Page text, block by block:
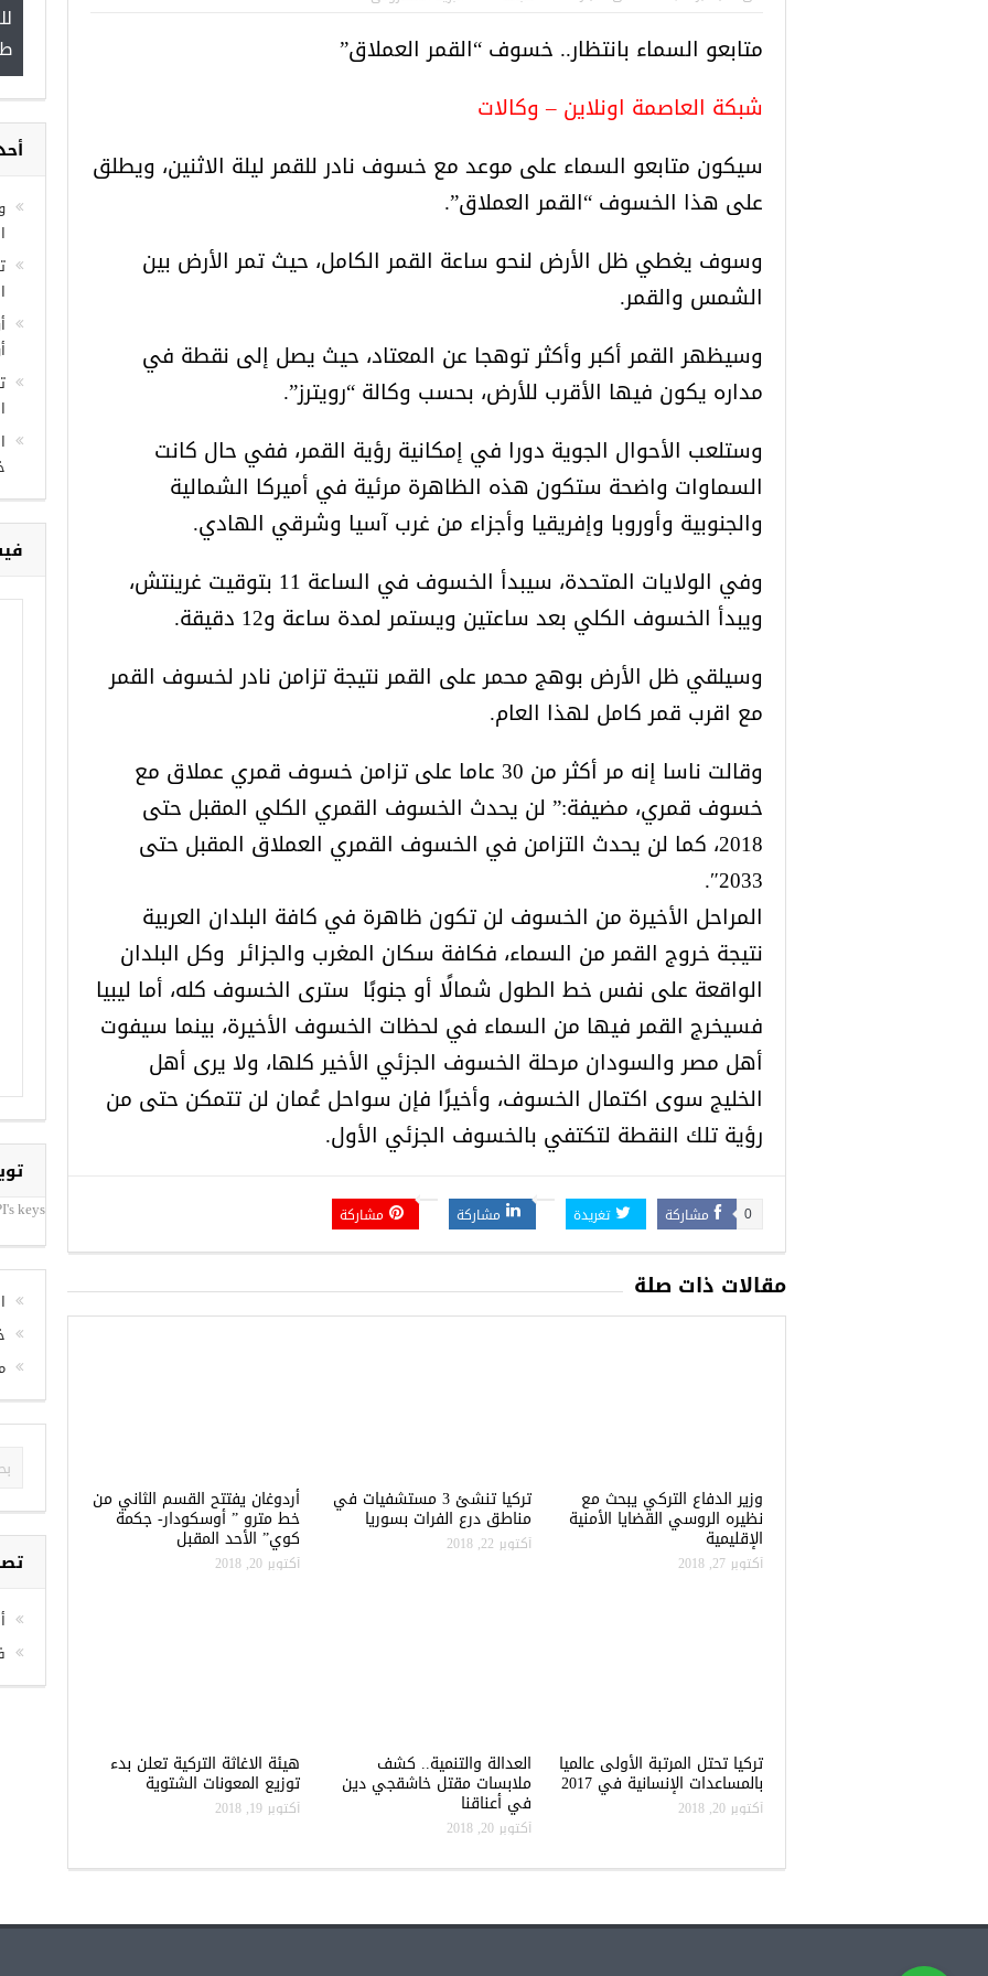
متابعو السماء بانتظار.. خسوف “القمر العملاق”
شبكة العاصمة اونلاين – وكالات
سيكون متابعو السماء على موعد مع خسوف نادر للقمر ليلة الاثنين، ويطلق
على هذا الخسوف “القمر العملاق”.
وسوف يغطي ظل الأرض لنحو ساعة القمر الكامل، حيث تمر الأرض بين
الشمس والقمر.
وسيظهر القمر أكبر وأكثر توهجا عن المعتاد، حيث يصل إلى نقطة في
مداره يكون فيها الأقرب للأرض، بحسب وكالة “رويترز”.
وستلعب الأحوال الجوية دورا في إمكانية رؤية القمر، ففي حال كانت
السماوات واضحة ستكون هذه الظاهرة مرئية في أميركا الشمالية
والجنوبية وأوروبا وإفريقيا وأجزاء من غرب آسيا وشرقي الهادي.
وفي الولايات المتحدة، سيبدأ الخسوف في الساعة 11 بتوقيت غرينتش،
ويبدأ الخسوف الكلي بعد ساعتين ويستمر لمدة ساعة و12 دقيقة.
وسيلقي ظل الأرض بوهج محمر على القمر نتيجة تزامن نادر لخسوف القمر
مع اقرب قمر كامل لهذا العام.
وقالت ناسا إنه مر أكثر من 30 عاما على تزامن خسوف قمري عملاق مع
خسوف قمري، مضيفة:” لن يحدث الخسوف القمري الكلي المقبل حتى
2018، كما لن يحدث التزامن في الخسوف القمري العملاق المقبل حتى
2033″.
المراحل الأخيرة من الخسوف لن تكون ظاهرة في كافة البلدان العربية
نتيجة خروج القمر من السماء، فكافة سكان المغرب والجزائر وكل البلدان
الواقعة على نفس خط الطول شمالًا أو جنوبًا سترى الخسوف كله، أما ليبيا
فسيخرج القمر فيها من السماء في لحظات الخسوف الأخيرة، بينما سيفوت
أهل مصر والسودان مرحلة الخسوف الجزئي الأخير كلها، ولا يرى أهل
الخليج سوى اكتمال الخسوف، وأخيرًا فإن سواحل عُمان لن تتمكن حتى من
رؤية تلك النقطة لتكتفي بالخسوف الجزئي الأول.
مشاركة 0 تغريدة مشاركة مشاركة
مقالات ذات صلة
وزير الدفاع التركي يبحث مع
نظيره الروسي القضايا الأمنية
الإقليمية
أكتوبر 27, 2018
تركيا تنشئ 3 مستشفيات في
مناطق درع الفرات بسوريا
أكتوبر 22, 2018
أردوغان يفتتح القسم الثاني من
خط مترو ” أوسكودار- جكمة
كوي” الأحد المقبل
أكتوبر 20, 2018
تركيا تحتل المرتبة الأولى عالميا
بالمساعدات الإنسانية في 2017
أكتوبر 20, 2018
العدالة والتنمية.. كشف
ملابسات مقتل خاشقجي دين
في أعناقنا
أكتوبر 20, 2018
هيئة الاغاثة التركية تعلن بدء
توزيع المعونات الشتوية
أكتوبر 19, 2018
مجموعة فرص عمل للسوريين في
غازي عنتاب
للاجئين السوريين.. تعرف عليها
keys